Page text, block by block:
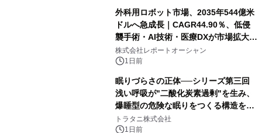
外科用ロボット市場、2035年544億米
ドルへ急成長｜CAGR44.90％、低侵
襲手術・AI技術・医療DXが市場拡大を
牽引
株式会社レポートオーシャン
1日前
眠りづらさの正体──シリーズ第三回
浅い呼吸が"二酸化炭素過剰"を生み、
爆睡型の危険な眠りをつくる構造を解
説
トラタニ株式会社
1日前